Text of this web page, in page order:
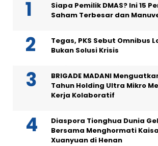
Siapa Pemilik DMAS? Ini 15
Saham Terbesar dan
Tegas, PKS Sebut Omnibus
Bukan Solusi Krisis
BRIGADE MADANI
Tahun Holding Ultra Mikro
Kerja Kolaboratif
Diaspora Tionghua Dunia
Bersama Menghormati
Xuanyuan di Henan